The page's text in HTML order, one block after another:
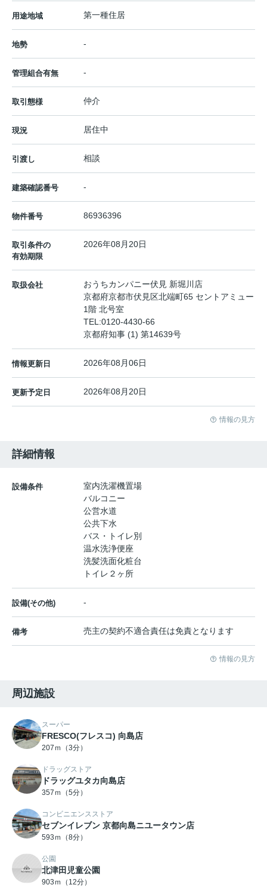
用途地域 第一種住居
地勢 -
管理組合有無 -
取引態様 仲介
現況 居住中
引渡し 相談
建築確認番号 -
物件番号 86936396
取引条件の
有効期限
2026年08月20日
取扱会社
おうちカンパニー伏見 新堀川店
京都府京都市伏見区北端町65 セントアミュー
1階 北号室
TEL:0120-4430-66
京都府知事 (1) 第14639号
情報更新日 2026年08月06日
更新予定日 2026年08月20日
情報の見方
詳細情報
設備条件
室内洗濯機置場
バルコニー
公営水道
公共下水
バス・トイレ別
温水洗浄便座
洗髪洗面化粧台
トイレ２ヶ所
設備(その他) -
備考 売主の契約不適合責任は免責となります
情報の見方
周辺施設
スーパー
FRESCO(フレスコ) 向島店
207ｍ（3分）
ドラッグストア
ドラッグユタカ向島店
357ｍ（5分）
コンビニエンスストア
セブンイレブン 京都向島ニユータウン店
593ｍ（8分）
公園
北津田児童公園
903ｍ（12分）